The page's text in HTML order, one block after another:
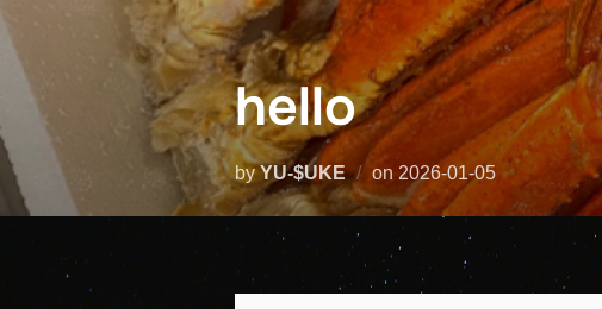
hello
byYU-$UKE on 投
稿
2026-01-05